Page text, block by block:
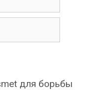
для борьбы